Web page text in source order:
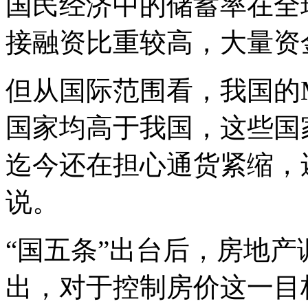
接融资比重较高，大量
但从国际范围看，我国
国家均高于我国，这些
迄今还在担心通货紧缩
说。
“国五条”出台后，房地
出，对于控制房价这一